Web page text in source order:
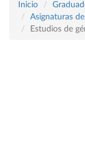
Inicio
Asignaturas
Estudios de